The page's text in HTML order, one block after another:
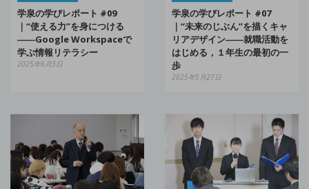
学泉の学びレポート #09
｜“使える力”を身につける
――Google Workspaceで
学ぶ情報リテラシー
2025年6月3日
学泉の学びレポート #07
｜“未来のじぶん”を描くキャ
リアデザイン――就職活動を
はじめる，１年生の最初の一
歩
2025年5月27日